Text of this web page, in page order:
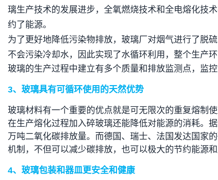
璃生产技术的发展进步，全氧燃烧技术和全电熔化技
约了能源。
为了更好地降低污染物排放，玻璃厂对烟气进行了脱
不会污染冷却水，因此实现了水循环利用，整个生产环
玻璃的生产过程中建立有多个质量和排放监测点，监
3、玻璃具有可循环使用的天然优势
玻璃材料有一个重要的优点就是可无限次的重复熔制
在生产熔化过程加入碎玻璃还能降低对能源的消耗。
万吨二氧化碳排放量。而德国、瑞士、法国发达国家
机制，不但可以减少碳排放，也可以极大的节约能源和
4、玻璃包装和器皿更安全和健康